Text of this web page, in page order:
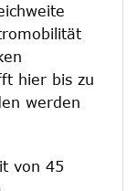
hier bis zu
werden
von 45